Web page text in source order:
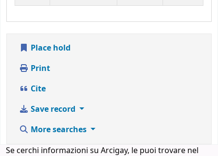
Place hold
Print
Cite
Save record
More searches
Se cerchi informazioni su Arcigay, le puoi trovare nel